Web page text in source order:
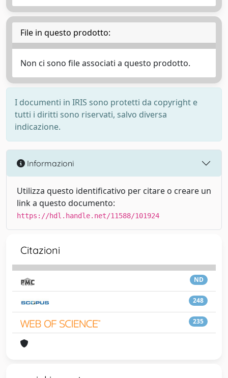
File in questo prodotto:
Non ci sono file associati a questo prodotto.
I documenti in IRIS sono protetti da copyright e
tutti i diritti sono riservati, salvo diversa
indicazione.
Informazioni
Utilizza questo identificativo per citare o creare un
link a questo documento:
https://hdl.handle.net/11588/101924
Citazioni
ND
248
235